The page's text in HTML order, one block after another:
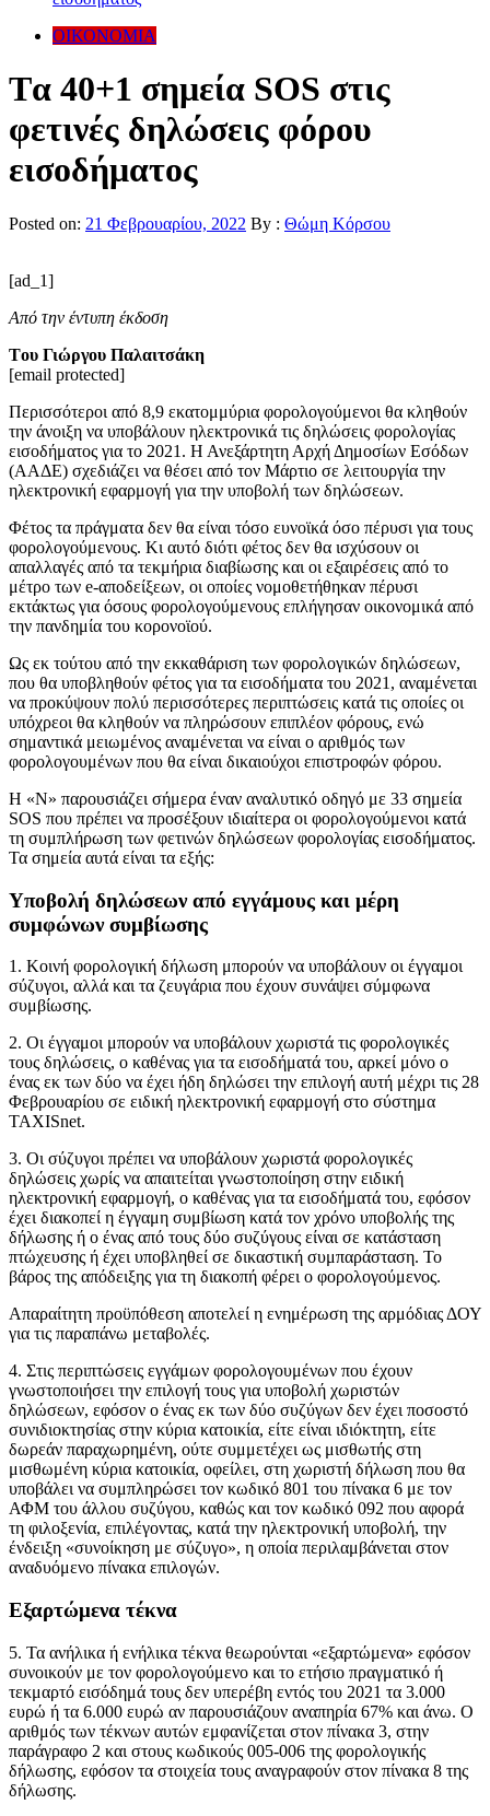
ΟΙΚΟΝΟΜΙΑ
Tα 40+1 σημεία SOS στις
φετινές δηλώσεις φόρου
εισοδήματος
Posted on: 21 Φεβρουαρίου, 2022 By : Θώμη Κόρσου
[ad_1]
Από την έντυπη έκδοση
Tου Γιώργου Παλαιτσάκη
[email protected]
Περισσότεροι από 8,9 εκατομμύρια φορολογούμενοι θα κληθούν
την άνοιξη να υποβάλουν ηλεκτρονικά τις δηλώσεις φορολογίας
εισοδήματος για το 2021. Η Ανεξάρτητη Αρχή Δημοσίων Εσόδων
(ΑΑΔΕ) σχεδιάζει να θέσει από τον Μάρτιο σε λειτουργία την
ηλεκτρονική εφαρμογή για την υποβολή των δηλώσεων.
Φέτος τα πράγματα δεν θα είναι τόσο ευνοϊκά όσο πέρυσι για τους
φορολογούμενους. Κι αυτό διότι φέτος δεν θα ισχύσουν οι
απαλλαγές από τα τεκμήρια διαβίωσης και οι εξαιρέσεις από το
μέτρο των e-αποδείξεων, οι οποίες νομοθετήθηκαν πέρυσι
εκτάκτως για όσους φορολογούμενους επλήγησαν οικονομικά από
την πανδημία του κορονοϊού.
Ως εκ τούτου από την εκκαθάριση των φορολογικών δηλώσεων,
που θα υποβληθούν φέτος για τα εισοδήματα του 2021, αναμένεται
να προκύψουν πολύ περισσότερες περιπτώσεις κατά τις οποίες οι
υπόχρεοι θα κληθούν να πληρώσουν επιπλέον φόρους, ενώ
σημαντικά μειωμένος αναμένεται να είναι ο αριθμός των
φορολογουμένων που θα είναι δικαιούχοι επιστροφών φόρου.
Η «Ν» παρουσιάζει σήμερα έναν αναλυτικό οδηγό με 33 σημεία
SOS που πρέπει να προσέξουν ιδιαίτερα οι φορολογούμενοι κατά
τη συμπλήρωση των φετινών δηλώσεων φορολογίας εισοδήματος.
Τα σημεία αυτά είναι τα εξής:
Υποβολή δηλώσεων από εγγάμους και μέρη
συμφώνων συμβίωσης
1. Κοινή φορολογική δήλωση μπορούν να υποβάλουν οι έγγαμοι
σύζυγοι, αλλά και τα ζευγάρια που έχουν συνάψει σύμφωνα
συμβίωσης.
2. Οι έγγαμοι μπορούν να υποβάλουν χωριστά τις φορολογικές
τους δηλώσεις, ο καθένας για τα εισοδήματά του, αρκεί μόνο ο
ένας εκ των δύο να έχει ήδη δηλώσει την επιλογή αυτή μέχρι τις 28
Φεβρουαρίου σε ειδική ηλεκτρονική εφαρμογή στο σύστημα
TAXISnet.
3. Οι σύζυγοι πρέπει να υποβάλουν χωριστά φορολογικές
δηλώσεις χωρίς να απαιτείται γνωστοποίηση στην ειδική
ηλεκτρονική εφαρμογή, ο καθένας για τα εισοδήματά του, εφόσον
έχει διακοπεί η έγγαμη συμβίωση κατά τον χρόνο υποβολής της
δήλωσης ή ο ένας από τους δύο συζύγους είναι σε κατάσταση
πτώχευσης ή έχει υποβληθεί σε δικαστική συμπαράσταση. Το
βάρος της απόδειξης για τη διακοπή φέρει ο φορολογούμενος.
Απαραίτητη προϋπόθεση αποτελεί η ενημέρωση της αρμόδιας ΔΟΥ
για τις παραπάνω μεταβολές.
4. Στις περιπτώσεις εγγάμων φορολογουμένων που έχουν
γνωστοποιήσει την επιλογή τους για υποβολή χωριστών
δηλώσεων, εφόσον ο ένας εκ των δύο συζύγων δεν έχει ποσοστό
συνιδιοκτησίας στην κύρια κατοικία, είτε είναι ιδιόκτητη, είτε
δωρεάν παραχωρημένη, ούτε συμμετέχει ως μισθωτής στη
μισθωμένη κύρια κατοικία, οφείλει, στη χωριστή δήλωση που θα
υποβάλει να συμπληρώσει τον κωδικό 801 του πίνακα 6 με τον
ΑΦΜ του άλλου συζύγου, καθώς και τον κωδικό 092 που αφορά
τη φιλοξενία, επιλέγοντας, κατά την ηλεκτρονική υποβολή, την
ένδειξη «συνοίκηση με σύζυγο», η οποία περιλαμβάνεται στον
αναδυόμενο πίνακα επιλογών.
Εξαρτώμενα τέκνα
5. Τα ανήλικα ή ενήλικα τέκνα θεωρούνται «εξαρτώμενα» εφόσον
συνοικούν με τον φορολογούμενο και το ετήσιο πραγματικό ή
τεκμαρτό εισόδημά τους δεν υπερέβη εντός του 2021 τα 3.000
ευρώ ή τα 6.000 ευρώ αν παρουσιάζουν αναπηρία 67% και άνω. Ο
αριθμός των τέκνων αυτών εμφανίζεται στον πίνακα 3, στην
παράγραφο 2 και στους κωδικούς 005-006 της φορολογικής
δήλωσης, εφόσον τα στοιχεία τους αναγραφούν στον πίνακα 8 της
δήλωσης.